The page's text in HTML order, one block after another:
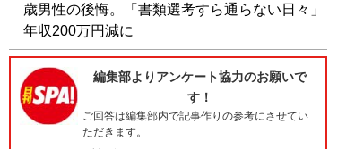
歳男性の後悔。「書類選考すら通らない日々」
年収200万円減に